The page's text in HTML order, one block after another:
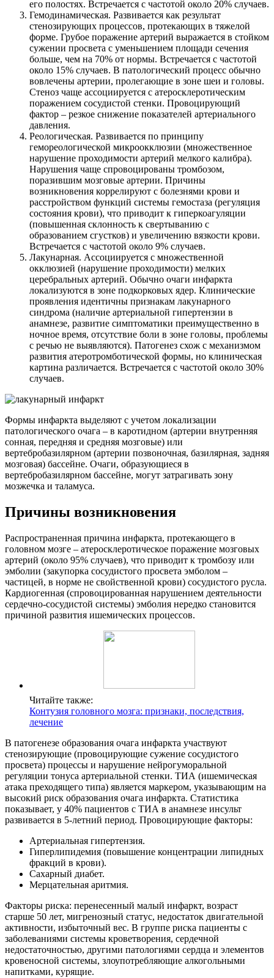
его полостях. Встречается с частотой около 20% случаев.
Гемодинамическая. Развивается как результат
стенозирующих процессов, протекающих в тяжелой
форме. Грубое поражение артерий выражается в стойком
сужении просвета с уменьшением площади сечения
больше, чем на 70% от нормы. Встречается с частотой
около 15% случаев. В патологический процесс обычно
вовлечены артерии, пролегающие в зоне шеи и головы.
Стеноз чаще ассоциируется с атеросклеротическим
поражением сосудистой стенки. Провоцирующий
фактор – резкое снижение показателей артериального
давления.
Реологическая. Развивается по принципу
гемореологической микроокклюзии (множественное
нарушение проходимости артерий мелкого калибра).
Нарушения чаще спровоцированы тромбозом,
поразившим мозговые артерии. Причины
возникновения коррелируют с болезнями крови и
расстройством функций системы гемостаза (регуляция
состояния крови), что приводит к гиперкоагуляции
(повышенная склонность к свертыванию с
образованием сгустков) и увеличению вязкости крови.
Встречается с частотой около 9% случаев.
Лакунарная. Ассоциируется с множественной
окклюзией (нарушение проходимости) мелких
церебральных артерий. Обычно очаги инфаркта
локализуются в зоне подкорковых ядер. Клинические
проявления идентичны признакам лакунарного
синдрома (наличие артериальной гипертензии в
анамнезе, развитие симптоматики преимущественно в
ночное время, отсутствие боли в зоне головы, проблемы
с речью не выявляются). Патогенез схож с механизмом
развития атеротромботической формы, но клиническая
картина различается. Встречается с частотой около 30%
случаев.
Формы инфаркта выделяют с учетом локализации
патологического очага – в каротидном (артерии внутренняя
сонная, передняя и средняя мозговые) или
вертебробазилярном (артерии позвоночная, базилярная, задняя
мозговая) бассейне. Очаги, образующиеся в
вертебробазилярном бассейне, могут затрагивать зону
мозжечка и таламуса.
Причины возникновения
Распространенная причина инфаркта, протекающего в
головном мозге – атеросклеротическое поражение мозговых
артерий (около 95% случаев), что приводит к тромбозу или
эмболии (закупорка сосудистого просвета эмболом –
частицей, в норме не свойственной крови) сосудистого русла.
Кардиогенная (спровоцированная нарушением деятельности
сердечно-сосудистой системы) эмболия нередко становится
причиной развития ишемических процессов.
Читайте также:
Контузия головного мозга: признаки, последствия,
лечение
В патогенезе образования очага инфаркта участвуют
стенозирующие (провоцирующие сужение сосудистого
просвета) процессы и нарушение нейрогуморальной
регуляции тонуса артериальной стенки. ТИА (ишемическая
атака преходящего типа) является маркером, указывающим на
высокий риск образования очага инфаркта. Статистика
показывает, у 40% пациентов с ТИА в анамнезе инсульт
развивается в 5-летний период. Провоцирующие факторы:
Артериальная гипертензия.
Гиперлипидемия (повышение концентрации липидных
фракций в крови).
Сахарный диабет.
Мерцательная аритмия.
Факторы риска: перенесенный малый инфаркт, возраст
старше 50 лет, мигренозный статус, недостаток двигательной
активности, избыточный вес. В группе риска пациенты с
заболеваниями системы кроветворения, сердечной
недостаточностью, другими патологиями сердца и элементов
кровеносной системы, злоупотребляющие алкогольными
напитками, курящие.